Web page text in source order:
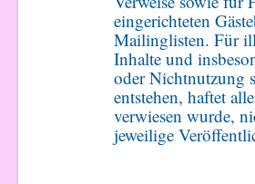
eingerichteten
Mailinglisten. Für
Inhalte und
oder Nichtnutzung
entstehen, haftet
verwiesen wurde,
jeweilige